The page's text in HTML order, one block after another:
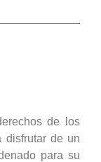
de los
disfrutar de un
para su